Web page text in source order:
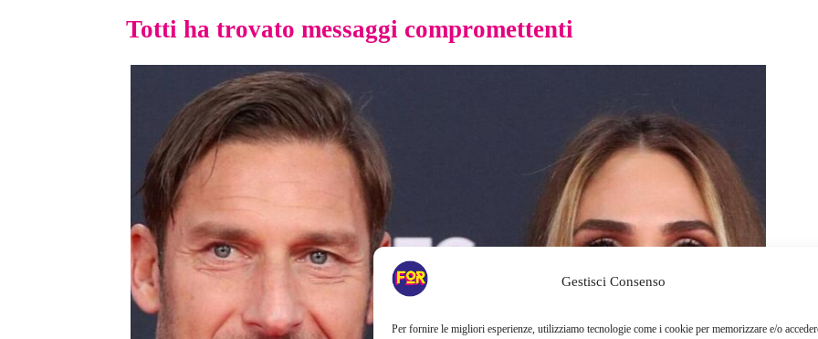
Gestisci Consenso
Per fornire le migliori esperienze, utilizziamo tecnologie come i cookie per memorizzare e/o
Totti ha trovato messaggi compromettenti